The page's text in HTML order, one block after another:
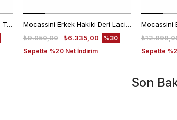
Mocassini Erkek Tekstil Havalı Taban Beyaz Spor & Sneaker Ayakkabı
Mocassini Erkek Hakiki Deri Lacivert Spor & Sneaker Ayakkabı
₺6.335,00
₺9.050,00
Sepette %20 Net İndirim
%30
Sepette
Son